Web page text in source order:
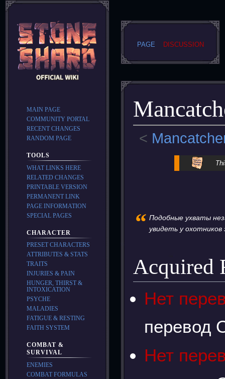
<
“ Подобные ухваты
увидеть у охотников
Acquired
Нет
перевод
Нет
PAGE DISCUSSION
MAIN PAGE
COMMUNITY PORTAL
RECENT CHANGES
RANDOM PAGE
TOOLS
WHAT LINKS HERE
RELATED CHANGES
PRINTABLE VERSION
PERMANENT LINK
PAGE INFORMATION
SPECIAL PAGES
CHARACTER
PRESET CHARACTERS
ATTRIBUTES & STATS
TRAITS
INJURIES & PAIN
HUNGER, THIRST &
INTOXICATION
PSYCHE
MALADIES
FATIGUE & RESTING
FAITH SYSTEM
COMBAT &
SURVIVAL
ENEMIES
COMBAT FORMULAS